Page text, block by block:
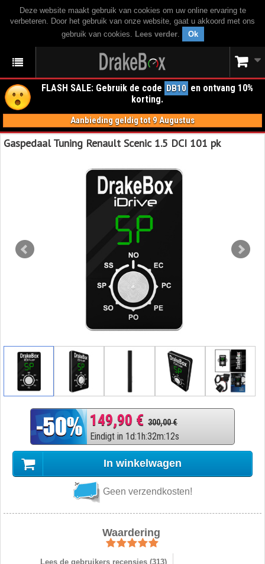
Deze website maakt gebruik van cookies om uw online ervaring te
verbeteren. Door het gebruik van onze website, gaat u akkoord met ons
gebruik van cookies. Lees verder. Ok
FLASH SALE: Gebruik de code DB10 en ontvang 10%
korting.
Aanbieding geldig tot 9 Augustus
Gaspedaal Tuning Renault Scenic 1.5 DCI 101 pk
149,90 € 300,00 €
Eindigt in 1d:1 h:32m:11s
In winkelwagen
Geen verzendkosten!
Waardering
Lees de gebruikers recensies (313)